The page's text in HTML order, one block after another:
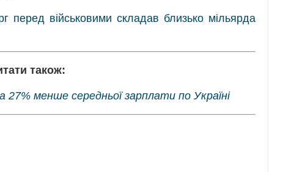
перед військовими складав близько мільярда
також:
менше середньої зарплати по Україні